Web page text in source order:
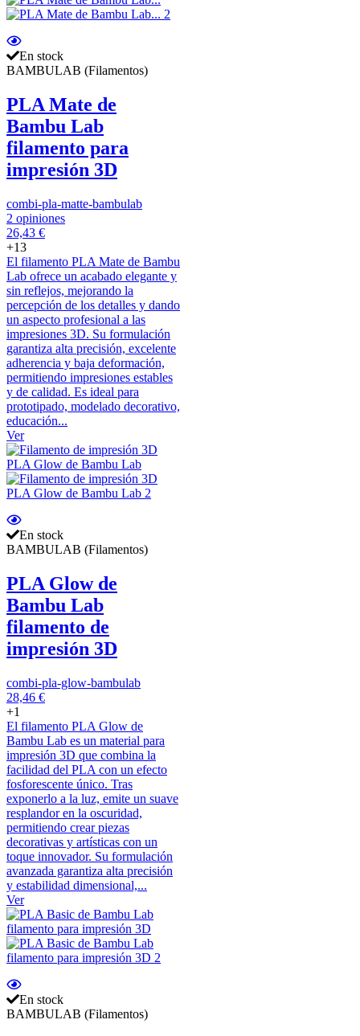
En stock
BAMBULAB (Filamentos)
PLA Mate de
Bambu Lab
filamento para
impresión 3D
combi-pla-matte-bambulab
2 opiniones
26,43 €
+13
El filamento PLA Mate de Bambu
Lab ofrece un acabado elegante y
sin reflejos, mejorando la
percepción de los detalles y dando
un aspecto profesional a las
impresiones 3D. Su formulación
garantiza alta precisión, excelente
adherencia y baja deformación,
permitiendo impresiones estables
y de calidad. Es ideal para
prototipado, modelado decorativo,
educación...
Ver
En stock
BAMBULAB (Filamentos)
PLA Glow de
Bambu Lab
filamento de
impresión 3D
combi-pla-glow-bambulab
28,46 €
+1
El filamento PLA Glow de
Bambu Lab es un material para
impresión 3D que combina la
facilidad del PLA con un efecto
fosforescente único. Tras
exponerlo a la luz, emite un suave
resplandor en la oscuridad,
permitiendo crear piezas
decorativas y artísticas con un
toque innovador. Su formulación
avanzada garantiza alta precisión
y estabilidad dimensional,...
Ver
En stock
BAMBULAB (Filamentos)